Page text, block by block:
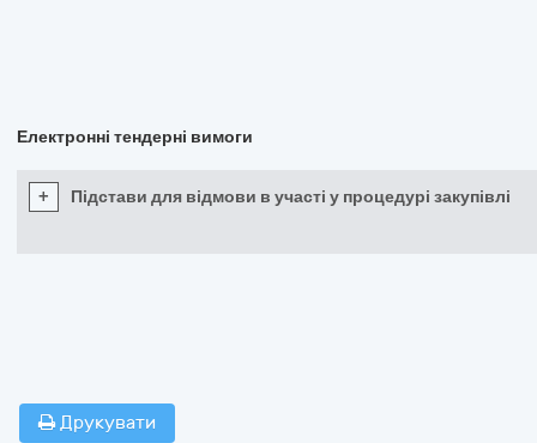
Електронні тендерні вимоги
+ Підстави для відмови в участі у процедурі закупівлі
Друкувати